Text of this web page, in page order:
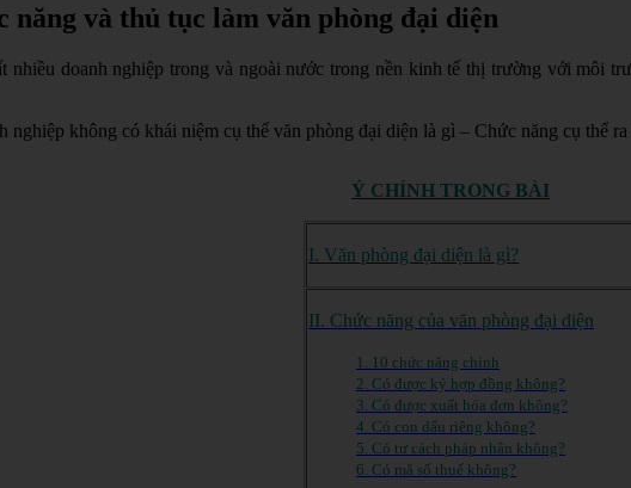
năng và thủ tục làm văn phòng đại diện
nhiều doanh nghiệp trong và ngoài nước trong nền kinh tế thị trường với môi
nghiệp không có khái niệm cụ thể văn phòng đại diện là gì – Chức năng cụ thể
Ý CHÍNH TRONG BÀI
I. Văn phòng đại diện là gì?
II. Chức năng của văn phòng đại diện
1. 10 chức năng chính
2. Có được ký hợp đồng không?
3. Có được xuất hóa đơn không?
4. Có con dấu riêng không?
5. Có tư cách pháp nhân không?
6. Có mã số thuế không?